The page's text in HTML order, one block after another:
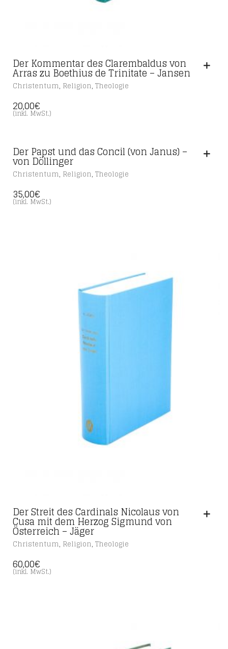
Der Kommentar des Clarembaldus von
Arras zu Boethius de Trinitate – Jansen
Christentum, Religion, Theologie
20,00€
(inkl. MwSt.)
Der Papst und das Concil (von Janus) –
von Döllinger
Christentum, Religion, Theologie
35,00€
(inkl. MwSt.)
Der Streit des Cardinals Nicolaus von
Cusa mit dem Herzog Sigmund von
Österreich – Jäger
Christentum, Religion, Theologie
60,00€
(inkl. MwSt.)